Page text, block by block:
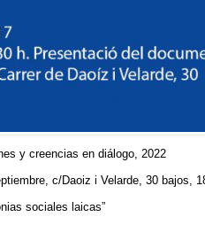
y creencias en diálogo, 2022
c/Daoiz i Velarde, 30 bajos,
sociales laicas”